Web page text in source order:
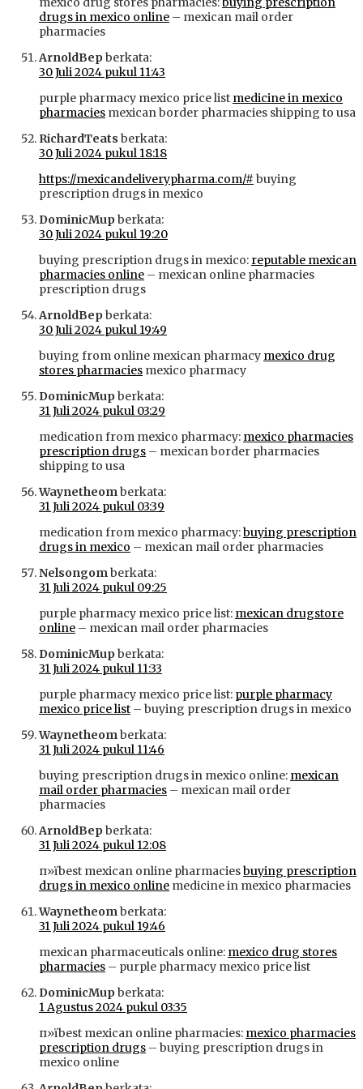
drugs in mexico online – mexican mail order
pharmacies
ArnoldBepberkata:
30 Juli 2024 pukul 11:43
purple pharmacy mexico price list medicine in mexico
pharmacies mexican border pharmacies shipping to usa
RichardTeats berkata:
30 Juli 2024 pukul 18:18
https://mexicandeliverypharma.com/# buying
prescription drugs in mexico
DominicMupberkata:
30 Juli 2024 pukul 19:20
buying prescription drugs in mexico: reputable mexican
pharmacies online – mexican online pharmacies
prescription drugs
ArnoldBepberkata:
30 Juli 2024 pukul 19:49
buying from online mexican pharmacy mexico drug
stores pharmacies mexico pharmacy
DominicMupberkata:
31 Juli 2024 pukul 03:29
medication from mexico pharmacy: mexico pharmacies
prescription drugs – mexican border pharmacies
shipping to usa
Waynetheomberkata:
31 Juli 2024 pukul 03:39
medication from mexico pharmacy:buying prescription
drugs in mexico – mexican mail order pharmacies
Nelsongomberkata:
31 Juli 2024 pukul 09:25
purple pharmacy mexico price list: mexican drugstore
online – mexican mail order pharmacies
DominicMupberkata:
31 Juli 2024 pukul 11:33
purple pharmacy mexico price list: purple pharmacy
mexico price list – buying prescription drugs in mexico
Waynetheomberkata:
31 Juli 2024 pukul 11:46
buying prescription drugs in mexico online: mexican
mail order pharmacies – mexican mail order
pharmacies
ArnoldBepberkata:
31 Juli 2024 pukul 12:08
п»їbest mexican online pharmaciesbuying prescription
drugs in mexico online medicine in mexico pharmacies
Waynetheomberkata:
31 Juli 2024 pukul 19:46
mexican pharmaceuticals online: mexico drug stores
pharmacies – purple pharmacy mexico price list
DominicMupberkata:
1 Agustus 2024 pukul 03:35
п»їbest mexican online pharmacies: mexico pharmacies
prescription drugs – buying prescription drugs in
mexico online